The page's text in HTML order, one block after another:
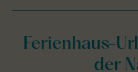
Ferienhaus-
der